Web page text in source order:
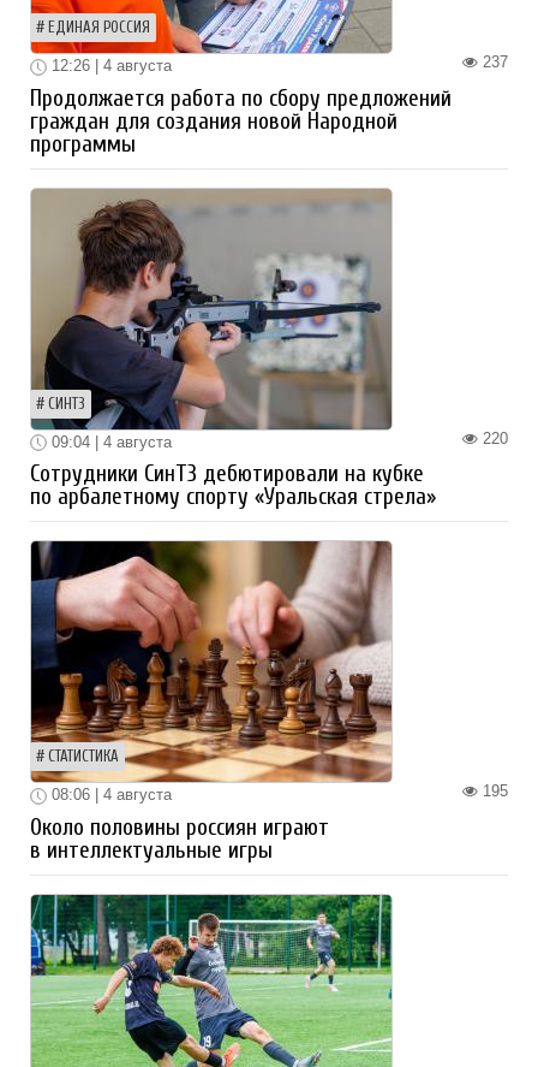
ЕДИНАЯ РОССИЯ
237
12:26 | 4 августа
Продолжается работа по сбору предложений
граждан для создания новой Народной
программы
СИНТЗ
220
09:04 | 4 августа
Сотрудники СинТЗ дебютировали на кубке
по арбалетному спорту «Уральская стрела»
СТАТИСТИКА
195
08:06 | 4 августа
Около половины россиян играют
в интеллектуальные игры